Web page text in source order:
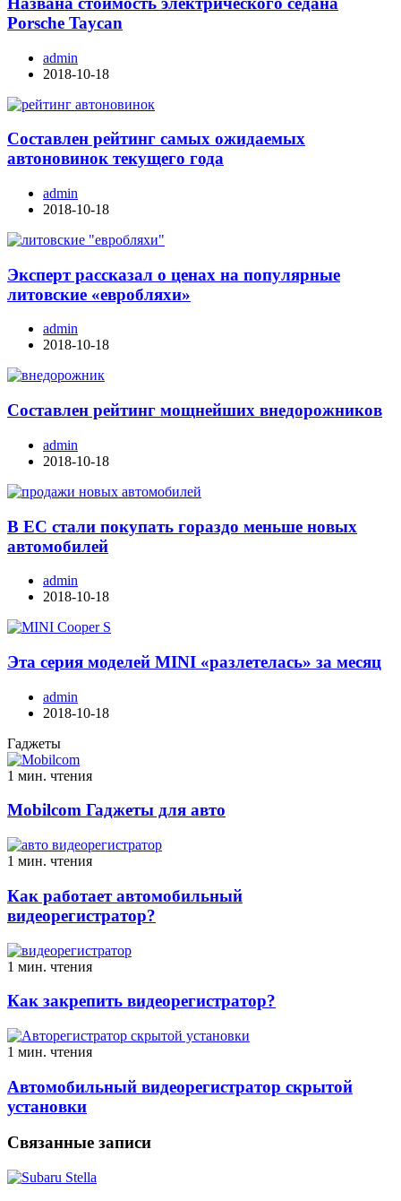
Porsche Taycan
admin
2018-10-18
Составлен рейтинг самых ожидаемых
автоновинок текущего года
admin
2018-10-18
Эксперт рассказал о ценах на популярные
литовские «евробляхи»
admin
2018-10-18
Составлен рейтинг мощнейших внедорожников
admin
2018-10-18
В ЕС стали покупать гораздо меньше новых
автомобилей
admin
2018-10-18
Эта серия моделей MINI «разлетелась» за месяц
admin
2018-10-18
Гаджеты
1 мин. чтения
Mobilcom Гаджеты для авто
1 мин. чтения
Как работает автомобильный
видеорегистратор?
1 мин. чтения
Как закрепить видеорегистратор?
1 мин. чтения
Автомобильный видеорегистратор скрытой
установки
Связанные записи